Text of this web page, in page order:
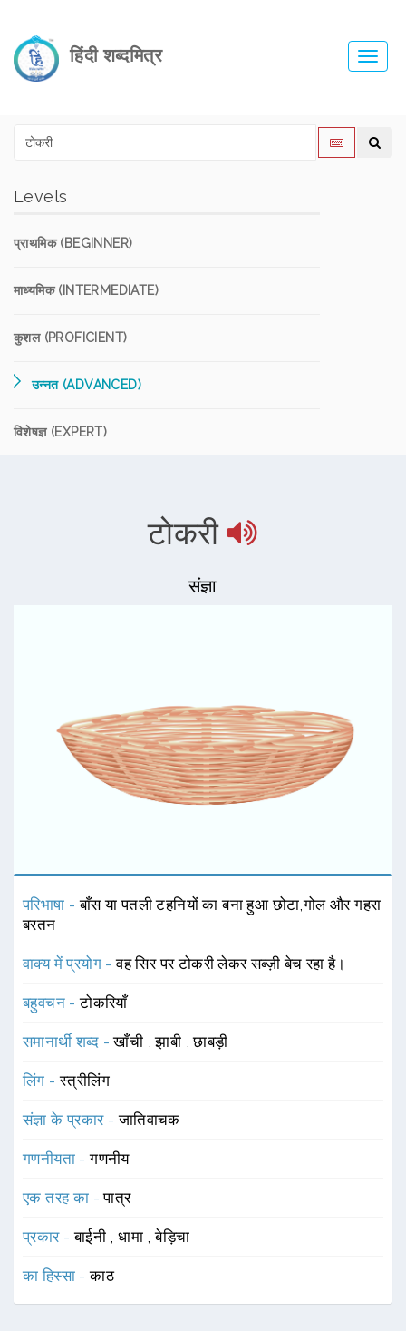
हिंदी शब्दमित्र
Levels
प्राथमिक (BEGINNER)
माध्यमिक (INTERMEDIATE)
कुशल (PROFICIENT)
उन्नत (ADVANCED)
विशेषज्ञ (EXPERT)
टोकरी
संज्ञा
परिभाषा -बाँस या पतली टहनियों का बना हुआ छोटा,गोल और गहरा
बरतन
वाक्य में प्रयोग -वह सिर पर टोकरी लेकर सब्ज़ी बेच रहा है।
बहुवचन -टोकरियाँ
समानार्थी शब्द -खाँची ,झाबी ,छाबड़ी
लिंग -स्त्रीलिंग
संज्ञा के प्रकार -जातिवाचक
गणनीयता -गणनीय
एक तरह का -पात्र
प्रकार -बाईनी ,धामा ,बेड़िचा
का हिस्सा -काठ